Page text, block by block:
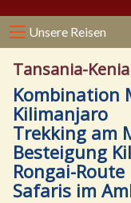
Unsere Reisen
Tansania-Kenia
Kombination
Kilimanjaro
Trekking am
Besteigung
Rongai-Route
Safaris im